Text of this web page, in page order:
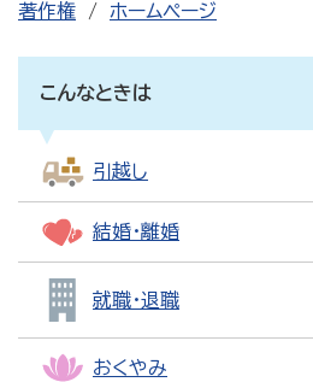
著作権
ホームページ
こんなときは
引越し
結婚・離婚
就職・退職
おくやみ